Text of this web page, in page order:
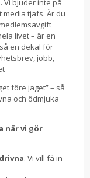
Vi bjuder inte på
media tjafs. Är du
livet – är en
en dekal för
jobb,
före jaget” – så
och ödmjuka
när vi gör
drivna. Vi vill få in